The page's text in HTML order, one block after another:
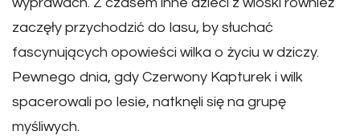
zaczęły przychodzić do lasu, by słuchać
fascynujących opowieści wilka o życiu w dziczy.
Pewnego dnia, gdy Czerwony Kapturek i wilk
spacerowali po lesie, natknęli się na grupę
myśliwych.